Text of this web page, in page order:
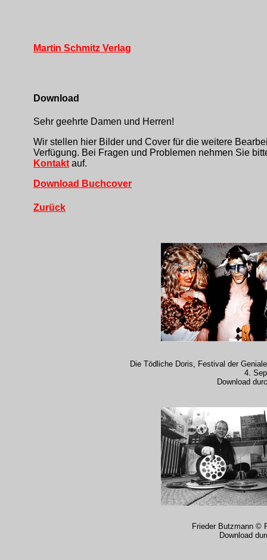
Martin Schmitz Verlag
Download
Sehr geehrte Damen und Herren!
Wir stellen hier Bilder und Cover für die weitere
Verfügung. Bei Fragen und Problemen nehmen Sie
Kontakt auf.
Download Buchcover
Zurück
Die Tödliche Doris, Festival der
4.
Download
Frieder Butzmann ©
Download